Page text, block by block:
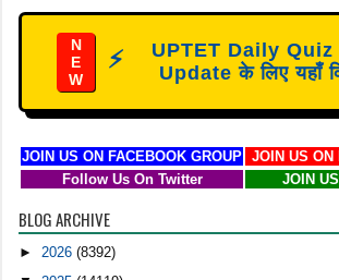
N
E
W
⚡
UPTET Daily
Update के लिए यहाँ
JOIN US ON FACEBOOK GROUP
JOIN US ON
Follow Us On Twitter
JOIN
BLOG ARCHIVE
►2026(8392)